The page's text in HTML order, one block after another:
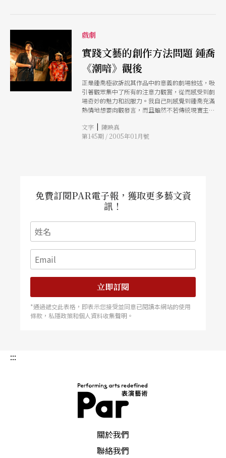
戲劇
實踐文藝的創作方法問題 鍾喬
《潮喑》觀後
正是鍾喬極欲訴說其作品中的意義的劇場敍述，吸
引著觀眾集中了所有的注意力觀賞，從而感受到劇
場奇妙的魅力和說服力。我自己則感覺到鍾喬充滿
熱情地想要向觀發言，而且雖然不若傳統現實主義
光片羽，經過作者富於實驗意識的重組的重要的思
想意象，還是強烈地撩撥了我的思維，這是無庸置
文字 | 陳映真
第145期 / 2005年01月號
免費訂閱PAR電子報，獲取更多藝文資
訊！
立即訂閱
*通過遞交此表格，即表示您接受並同意已閱讀本網站的使用
條款，私隱政策和個人資料收集聲明。
:::
關於我們
聯絡我們